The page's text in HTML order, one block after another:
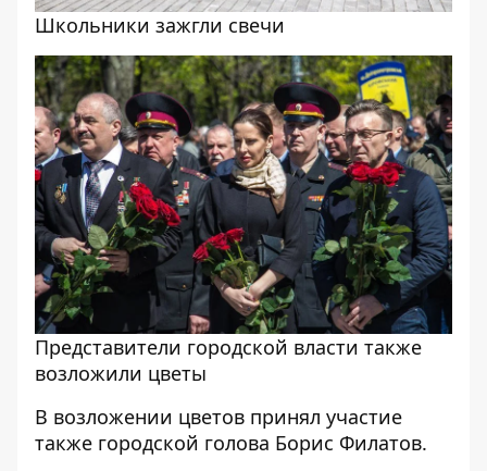
Школьники зажгли свечи
Представители городской власти также
возложили цветы
В возложении цветов принял участие
также городской голова Борис Филатов.